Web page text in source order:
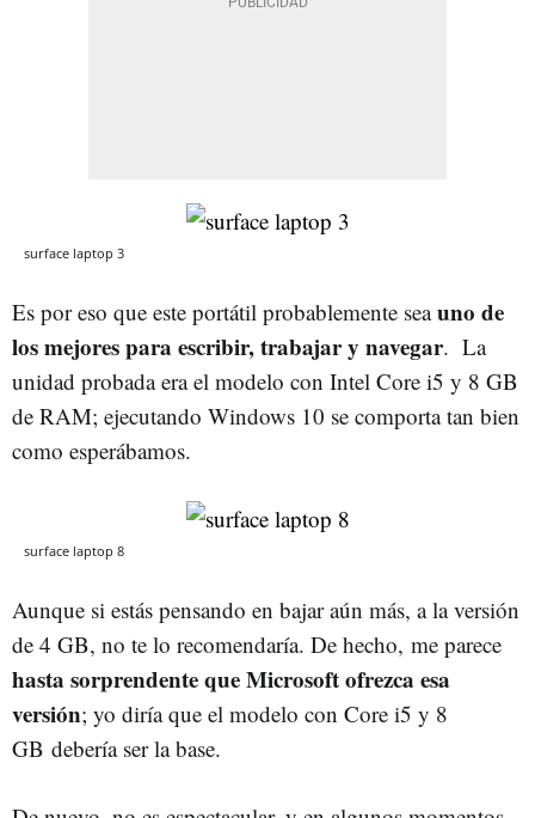
surface laptop 3
Es por eso que este portátil probablemente seauno de
los mejores para escribir, trabajar y navegar. La
unidad probada era el modelo con Intel Core i5 y 8 GB
de RAM; ejecutando Windows 10 se comporta tan bien
como esperábamos.
surface laptop 8
Aunque si estás pensando en bajar aún más, a la versión
de 4 GB, no te lo recomendaría. De hecho, me parece
hasta sorprendente que Microsoft ofrezca esa
versión; yo diría que el modelo con Core i5 y 8
GB debería ser la base.